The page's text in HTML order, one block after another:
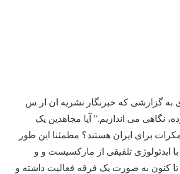
به گزارشی که خبرنگار نشریه ان ار س
نگاهی می اندازیم.” آیا مجاهدین یک
برای ایران هستند؟ مطمئنا این طور
ایدئولوژی تلفیقی از مارکسیست و و
کنون به صورت یک فرقه فعالیت داشته و